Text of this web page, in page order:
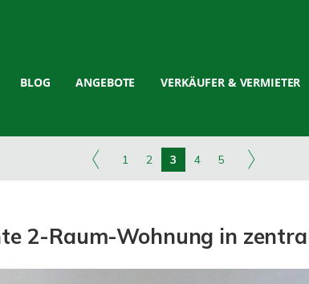
BLOG ANGEBOTE VERKÄUFER & VERMIETER
1 2 3 4 5
2-Raum-Wohnung in